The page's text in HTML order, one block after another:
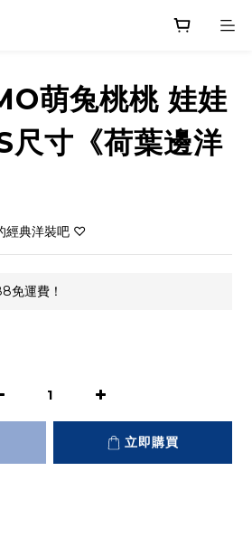
萌兔桃桃 娃娃
尺寸《荷葉邊洋
經典洋裝吧 ♡
免運費！
立即購買